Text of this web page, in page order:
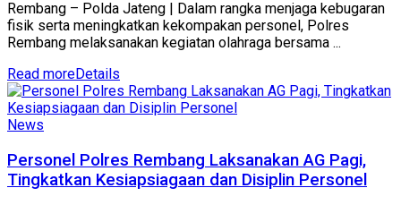
Rembang – Polda Jateng | Dalam rangka menjaga kebugaran
fisik serta meningkatkan kekompakan personel, Polres
Rembang melaksanakan kegiatan olahraga bersama ...
Read moreDetails
News
Personel Polres Rembang Laksanakan AG Pagi,
Tingkatkan Kesiapsiagaan dan Disiplin Personel